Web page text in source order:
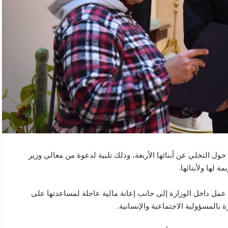
التخلي عن أبنائها الأربعة، وذلك تلبية لدعوة من معالي وزير
لها ولأبنائها.
داخل الوزارة إلى جانب إعانة مالية عاجلة لمساعدتها على
الاجتماعية والإنسانية.